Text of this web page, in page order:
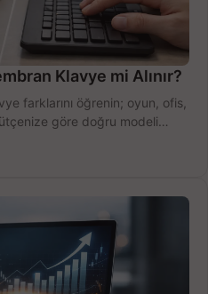
Klavye mi Alınır?
farklarını öğrenin; oyun, ofis,
göre doğru modeli